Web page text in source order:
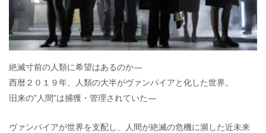
絶滅寸前の人類に希望はあるのか—
西暦２０１９年、人類の大半がヴァンパイアと化した世界。
旧来の”人間”は捕獲・管理されていた—
ヴァンパイアが世界を支配し、人間が絶滅の危機に瀕した近未来